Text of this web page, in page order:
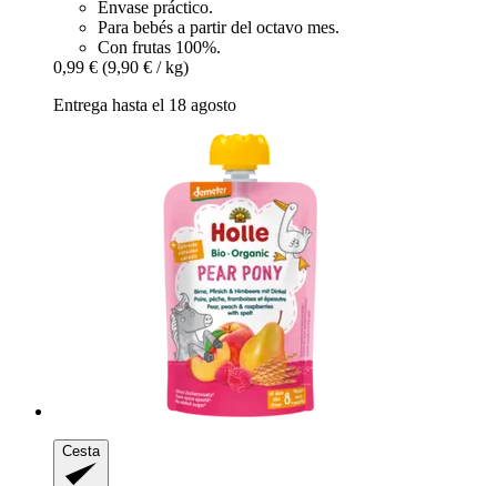
Envase práctico.
Para bebés a partir del octavo mes.
Con frutas 100%.
0,99 € (9,90 € / kg)
Entrega hasta el 18 agosto
Cesta